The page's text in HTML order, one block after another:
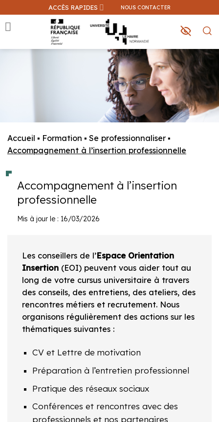
au
contenu
ACCÈS RAPIDES NOUS CONTACTER
Que recherchez-vous ?
Une information sur ce site
Une formation
Accueil ▪ Formation ▪ Se professionnaliser ▪
Accompagnement à l’insertion professionnelle
Accompagnement à l’insertion
professionnelle
Mis à jour le : 16/03/2026
Les conseillers de l’Espace Orientation
Insertion (EOI) peuvent vous aider tout au
long de votre cursus universitaire à travers
des conseils, des entretiens, des ateliers, des
rencontres métiers et recrutement. Nous
organisons régulièrement des actions sur les
thématiques suivantes :
CV et Lettre de motivation
Préparation à l’entretien professionnel
Pratique des réseaux sociaux
Conférences et rencontres avec des
professionnels et nos partenaires